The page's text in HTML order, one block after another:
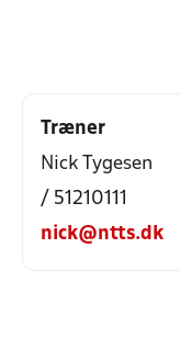
Træner
Nick Tygesen
/ 51210111
nick@ntts.dk